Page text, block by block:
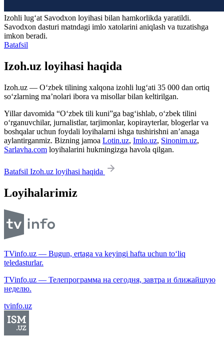
Izohli lugʻat Savodxon loyihasi bilan hamkorlikda yaratildi.
Savodxon dasturi matndagi imlo xatolarini aniqlash va tuzatishga
imkon beradi.
Batafsil
Izoh.uz loyihasi haqida
Izoh.uz — O‘zbek tilining xalqona izohli lug‘ati 35 000 dan ortiq
so‘zlarning ma’nolari ibora va misollar bilan keltirilgan.
Yillar davomida “O‘zbek tili kuni”ga bag‘ishlab, o‘zbek tilini
o‘rganuvchilar, jurnalistlar, tarjimonlar, kopirayterlar, blogerlar va
boshqalar uchun foydali loyihalarni ishga tushirishni an’anaga
aylantirganmiz. Bizning jamoa Lotin.uz, Imlo.uz, Sinonim.uz,
Sarlavha.com loyihalarini hukmingizga havola qilgan.
Batafsil Izoh.uz loyihasi haqida
Loyihalarimiz
TVinfo.uz — Bugun, ertaga va keyingi hafta uchun to‘liq
teledasturlar.
TVinfo.uz — Телепрограмма на сегодня, завтра и ближайшую
неделю.
tvinfo.uz